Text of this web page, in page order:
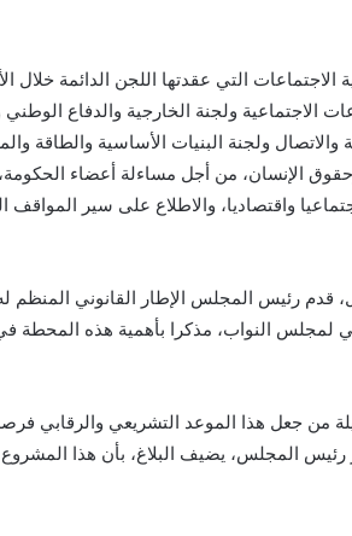
التي عقدتها اللجن الدائمة خلال
الاجتماعية ولجنة الخارجية والدفاع
والاتصال ولجنة البنيات الأساسية والطاقة
وحقوق الإنسان، من أجل مساءلة أعضاء
واقتصاديا، والاطلاع على سير المواقف
قدم رئيس المجلس الإطار القانوني المنظم
لمجلس النواب، مذكرا بأهمية هذه المحطة
من جعل هذا الموعد التشريعي والرقابي
المجلس، يضيف البلاغ، بأن هذا المشروع